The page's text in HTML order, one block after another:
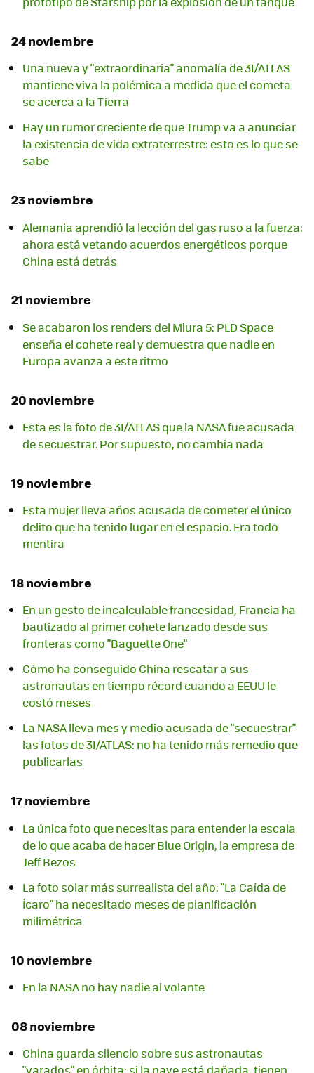
24 noviembre
Una nueva y "extraordinaria" anomalía de 3I/ATLAS
mantiene viva la polémica a medida que el cometa
se acerca a la Tierra
Hay un rumor creciente de que Trump va a anunciar
la existencia de vida extraterrestre: esto es lo que se
sabe
23 noviembre
Alemania aprendió la lección del gas ruso a la fuerza:
ahora está vetando acuerdos energéticos porque
China está detrás
21 noviembre
Se acabaron los renders del Miura 5: PLD Space
enseña el cohete real y demuestra que nadie en
Europa avanza a este ritmo
20 noviembre
Esta es la foto de 3I/ATLAS que la NASA fue acusada
de secuestrar. Por supuesto, no cambia nada
19 noviembre
Esta mujer lleva años acusada de cometer el único
delito que ha tenido lugar en el espacio. Era todo
mentira
18 noviembre
En un gesto de incalculable francesidad, Francia ha
bautizado al primer cohete lanzado desde sus
fronteras como "Baguette One"
Cómo ha conseguido China rescatar a sus
astronautas en tiempo récord cuando a EEUU le
costó meses
La NASA lleva mes y medio acusada de "secuestrar"
las fotos de 3I/ATLAS: no ha tenido más remedio que
publicarlas
17 noviembre
La única foto que necesitas para entender la escala
de lo que acaba de hacer Blue Origin, la empresa de
Jeff Bezos
La foto solar más surrealista del año: "La Caída de
Ícaro" ha necesitado meses de planificación
milimétrica
10 noviembre
En la NASA no hay nadie al volante
08 noviembre
China guarda silencio sobre sus astronautas